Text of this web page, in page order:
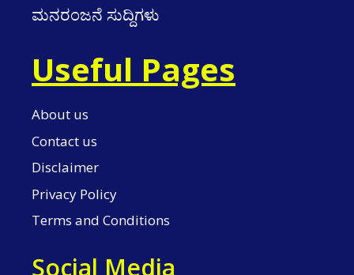
ಮನರಂಜನೆ ಸುದ್ದಿಗಳು
Useful Pages
About us
Contact us
Disclaimer
Privacy Policy
Terms and Conditions
Social Media